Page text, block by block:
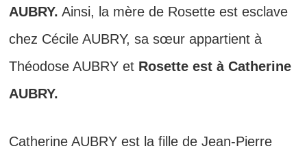
AUBRY. Ainsi, la mère de Rosette est esclave
chez Cécile AUBRY, sa sœur appartient à
Théodose AUBRY et Rosette est à Catherine
AUBRY.
Catherine AUBRY est la fille de Jean-Pierre